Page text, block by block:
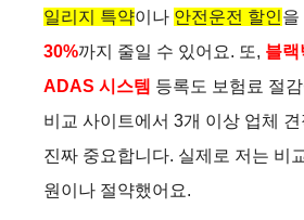
일리지 특약이나 안전운전 할인을
30%까지 줄일 수 있어요. 또, 블랙
ADAS 시스템 등록도 보험료 절
비교 사이트에서 3개 이상 업체 견
진짜 중요합니다. 실제로 저는 비
원이나 절약했어요.